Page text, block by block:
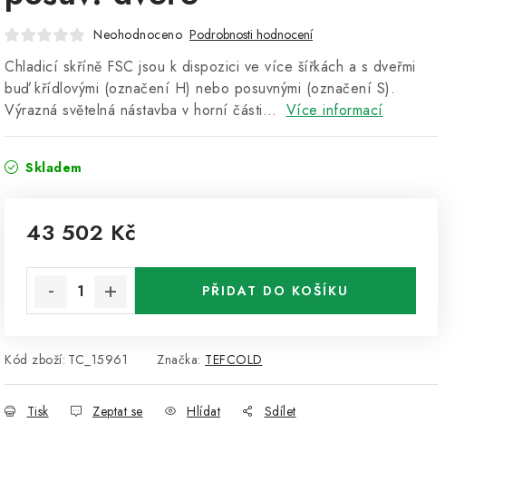
Neohodnoceno Podrobnosti hodnocení
Chladicí skříně FSC jsou k dispozici ve více šířkách a s dveřmi
buď křídlovými (označení H) nebo posuvnými (označení S).
Výrazná světelná nástavba v horní části… Více informací
Skladem
43 502 Kč
PŘIDAT DO KOŠÍKU
Kód zboží: TC_15961 Značka: TEFCOLD
Tisk Zeptat se Hlídat Sdílet